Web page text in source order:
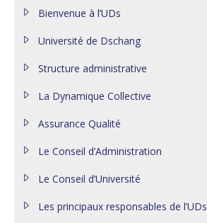
Bienvenue à l’UDs
Université de Dschang
Structure administrative
La Dynamique Collective
Assurance Qualité
Le Conseil d’Administration
Le Conseil d’Université
Les principaux responsables de l’UDs